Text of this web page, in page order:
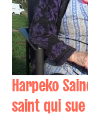
Harpeko
saint qui